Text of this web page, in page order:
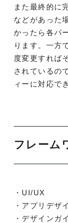
また最終的に
などがあった
かったら各パ
ります。一方
度変更すれば
されているの
ィーに対応で
フレーム
・UI/UX
・アプリデザ
・デザインガ